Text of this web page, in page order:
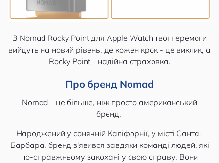
З Nomad Rocky Point для Apple Watch твої перемоги
вийдуть на новий рівень, де кожен крок - це виклик, а
Rocky Point - надійна страховка.
Про бренд Nomad
Nomad – це більше, ніж просто американський
бренд.
Народжений у сонячній Каліфорнії, у місті Санта-
Барбара, бренд з'явився завдяки команді людей, які
по-справжньому закохані у свою справу. Вони